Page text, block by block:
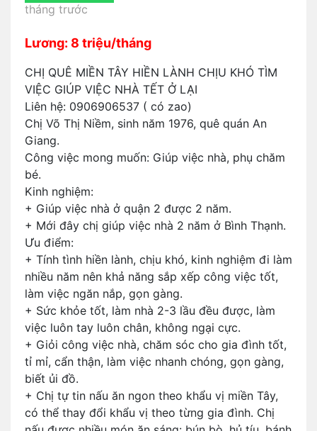
tháng trước
Lương: 8 triệu/tháng
CHỊ QUÊ MIỀN TÂY HIỀN LÀNH CHỊU KHÓ TÌM
VIỆC GIÚP VIỆC NHÀ TẾT Ở LẠI
Liên hệ: 0906906537 ( có zao)
Chị Võ Thị Niềm, sinh năm 1976, quê quán An
Giang.
Công việc mong muốn: Giúp việc nhà, phụ chăm
bé.
Kinh nghiệm:
+ Giúp việc nhà ở quận 2 được 2 năm.
+ Mới đây chị giúp việc nhà 2 năm ở Bình Thạnh.
Ưu điểm:
+ Tính tình hiền lành, chịu khó, kinh nghiệm đi làm
nhiều năm nên khả năng sắp xếp công việc tốt,
làm việc ngăn nắp, gọn gàng.
+ Sức khỏe tốt, làm nhà 2-3 lầu đều được, làm
việc luôn tay luôn chân, không ngại cực.
+ Giỏi công việc nhà, chăm sóc cho gia đình tốt,
tỉ mỉ, cẩn thận, làm việc nhanh chóng, gọn gàng,
biết ủi đồ.
+ Chị tự tin nấu ăn ngon theo khẩu vị miền Tây,
có thể thay đổi khẩu vị theo từng gia đình. Chị